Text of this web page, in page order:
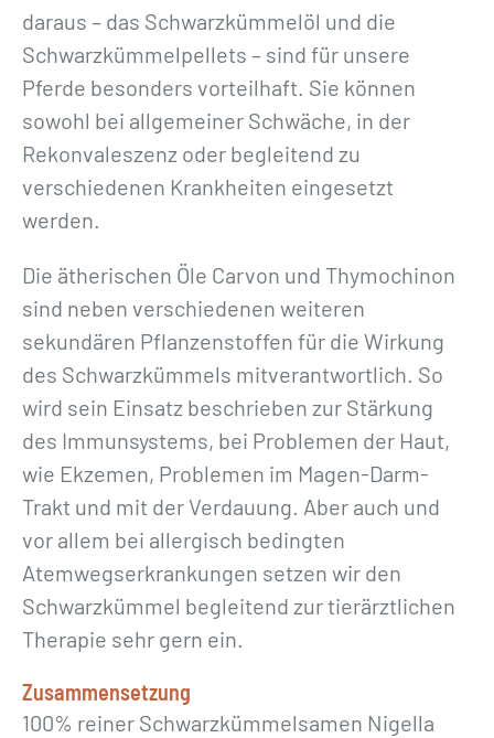
n
»
M
n
daraus – das Schwarzkümmelöl und die
Schwarzkümmelpellets – sind für unsere
Pferde besonders vorteilhaft. Sie können
sowohl bei allgemeiner Schwäche, in der
Rekonvaleszenz oder begleitend zu
verschiedenen Krankheiten eingesetzt
werden.
Die ätherischen Öle Carvon und Thymochinon
sind neben verschiedenen weiteren
sekundären Pflanzenstoffen für die Wirkung
des Schwarzkümmels mitverantwortlich. So
wird sein Einsatz beschrieben zur Stärkung
des Immunsystems, bei Problemen der Haut,
wie Ekzemen, Problemen im Magen-Darm-
Trakt und mit der Verdauung. Aber auch und
vor allem bei allergisch bedingten
Atemwegserkrankungen setzen wir den
Schwarzkümmel begleitend zur tierärztlichen
Therapie sehr gern ein.
Zusammensetzung
100% reiner Schwarzkümmelsamen Nigella